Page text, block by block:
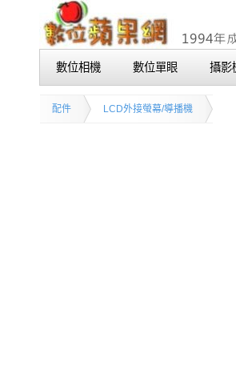
數位相機 數位單眼 攝影
配件 LCD外接螢幕/導播機